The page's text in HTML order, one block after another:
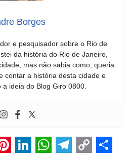
Borges
e pesquisador sobre o Rio de
da história do Rio de Janeiro,
mas não sabia como, queria
contar a história desta cidade e
ideia do Blog Giro 0800.